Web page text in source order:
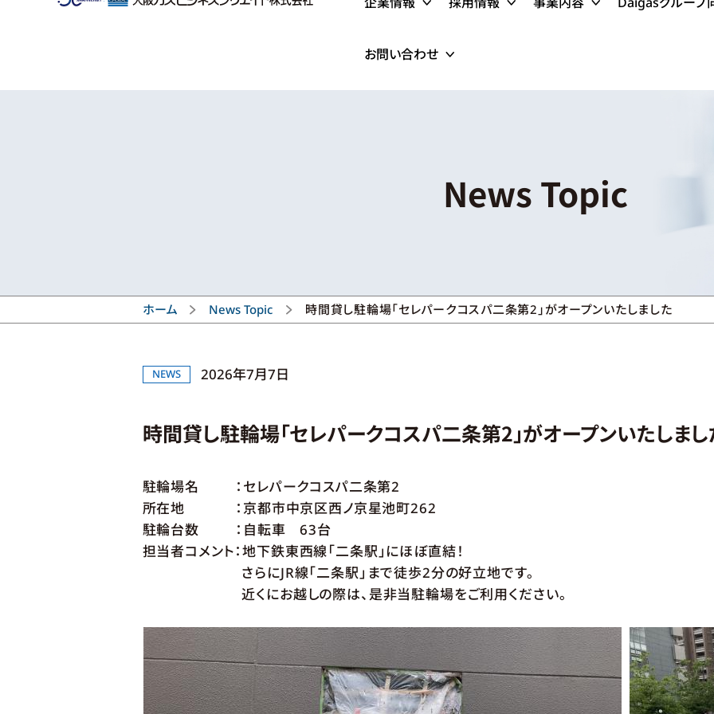
お問い合わせ
News Topic
ホーム News Topic 時間貸し駐輪場「セレパークコスパ二条第2」がオープンいたしました
NEWS 2026年7月7日
時間貸し駐輪場「セレパークコスパ二条第2」がオープンいたしま
駐輪場名 ：セレパークコスパ二条第2
所在地 ：京都市中京区西ノ京星池町262
駐輪台数 ：自転車 63台
担当者コメント：地下鉄東西線「二条駅」にほぼ直結！
さらにJR線「二条駅」まで徒歩2分の好立地です。
近くにお越しの際は、是非当駐輪場をご利用ください。